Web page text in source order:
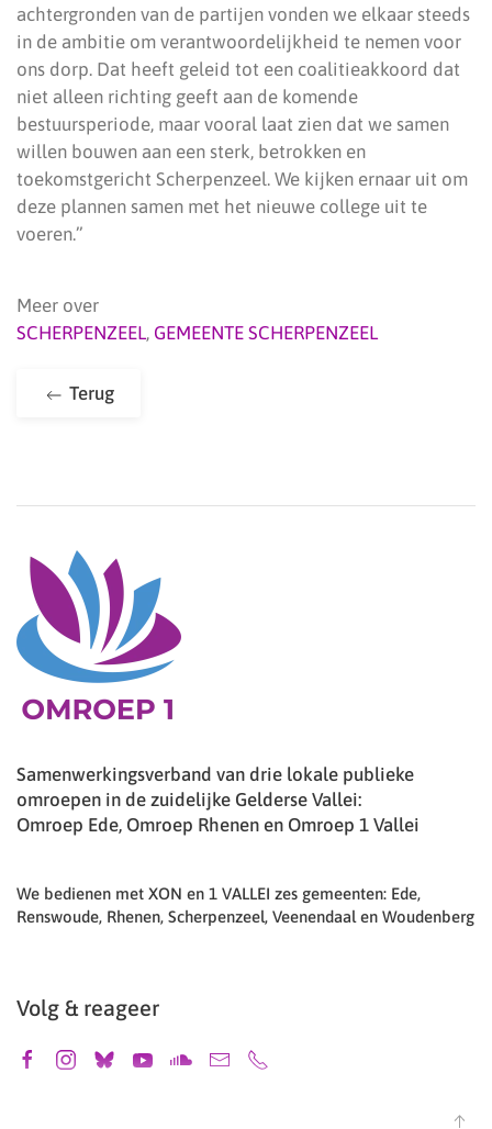
achtergronden van de partijen vonden we elkaar steeds
in de ambitie om verantwoordelijkheid te nemen voor
ons dorp. Dat heeft geleid tot een coalitieakkoord dat
niet alleen richting geeft aan de komende
bestuursperiode, maar vooral laat zien dat we samen
willen bouwen aan een sterk, betrokken en
toekomstgericht Scherpenzeel. We kijken ernaar uit om
deze plannen samen met het nieuwe college uit te
voeren.”
Meer over
SCHERPENZEEL, GEMEENTE SCHERPENZEEL
Terug
Samenwerkingsverband van drie lokale publieke
omroepen in de zuidelijke Gelderse Vallei:
Omroep Ede, Omroep Rhenen en Omroep 1 Vallei
We bedienen met XON en 1 VALLEI zes gemeenten: Ede,
Renswoude, Rhenen, Scherpenzeel, Veenendaal en Woudenberg
Volg & reageer